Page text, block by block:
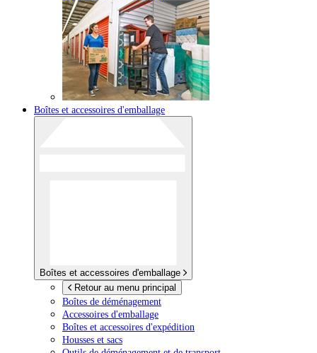
Boîtes et accessoires d'emballage
Boîtes et accessoires d'emballage
Retour au menu principal
Boîtes de déménagement
Accessoires d'emballage
Boîtes et accessoires d'expédition
Housses et sacs